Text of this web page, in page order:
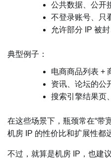
公共数据、公开
不登录账号、只
允许部分 IP 被
典型例子：
电商商品列表 +
资讯、论坛的公
搜索引擎结果页
在这些场景下，瓶颈常在“带
机房 IP 的性价比和扩展性都
不过，就算是机房 IP，也建